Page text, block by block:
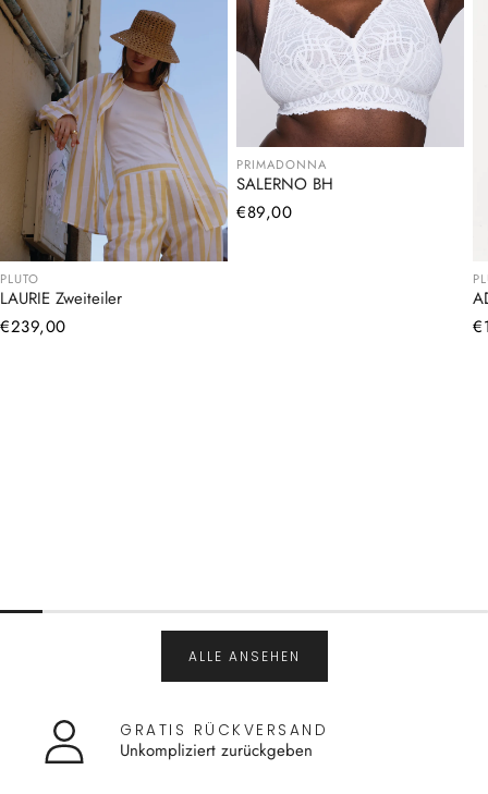
PLUTO
LAURIE Zweiteiler
Normaler
€239,00
PRIMADONNA
SALERNO BH
Normaler
€89,00
ALLE ANSEHEN
GRATIS RÜCKVERSAND
Unkompliziert zurückgeben